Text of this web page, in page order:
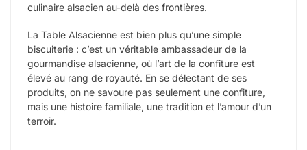
culinaire alsacien au-delà des frontières.
La Table Alsacienne est bien plus qu’une simple
biscuiterie : c’est un véritable ambassadeur de la
gourmandise alsacienne, où l’art de la confiture est
élevé au rang de royauté. En se délectant de ses
produits, on ne savoure pas seulement une confiture,
mais une histoire familiale, une tradition et l’amour d’un
terroir.